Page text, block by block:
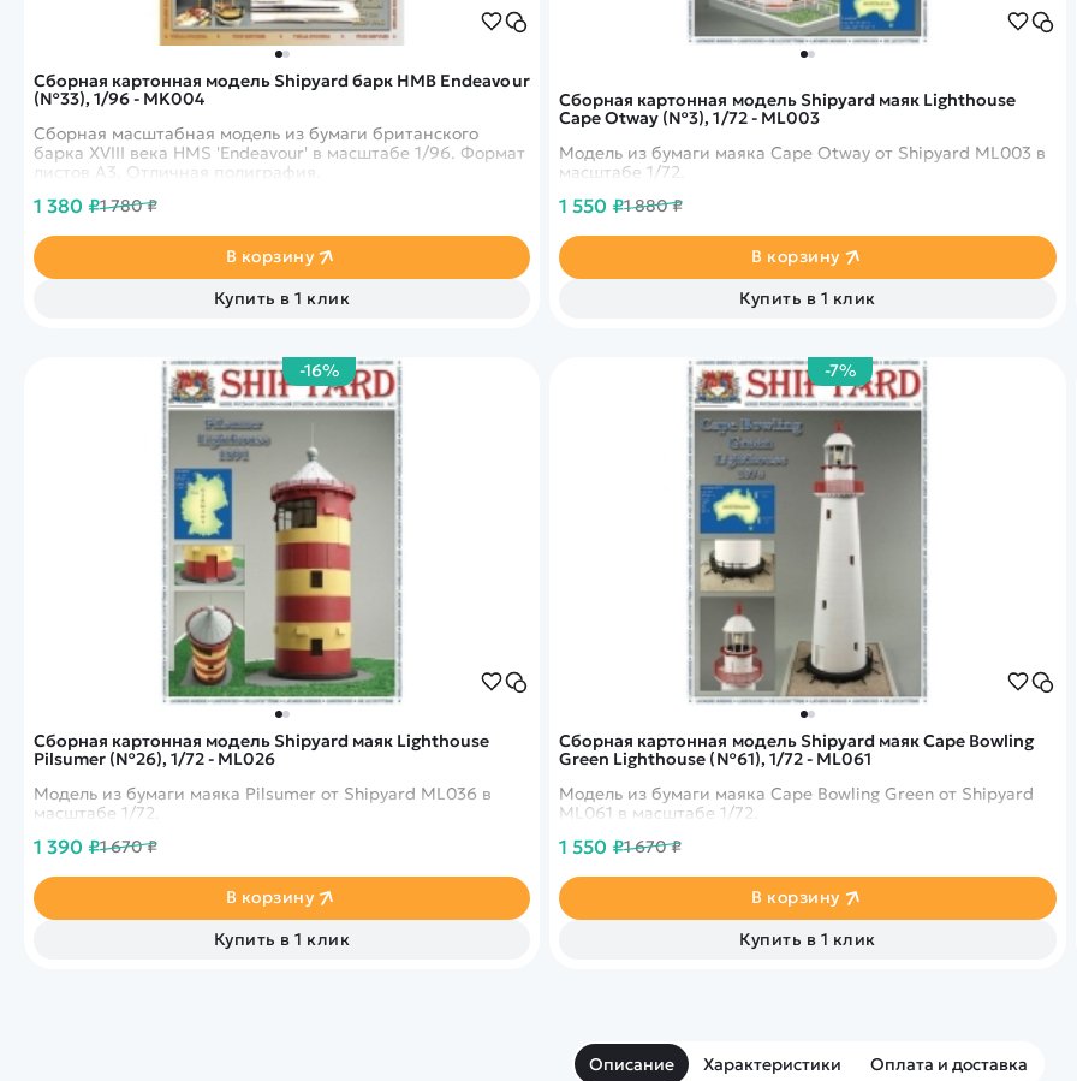
Сборная картонная модель Shipyard барк HMB Endeavour
(№33), 1/96 - MK004
Сборная масштабная модель из бумаги британского
барка XVIII века HMS 'Endeavour' в масштабе 1/96. Формат
листов А3. Отличная полиграфия.
1 380 ₽1 780 ₽
В корзину
Купить в 1 клик
Сборная картонная модель Shipyard маяк Lighthouse
Cape Otway (№3), 1/72 - ML003
Модель из бумаги маяка Cape Otway от Shipyard ML003 в
масштабе 1/72.
1 550 ₽1 880 ₽
В корзину
Купить в 1 клик
-16%
Сборная картонная модель Shipyard маяк Lighthouse
Pilsumer (№26), 1/72 - ML026
Модель из бумаги маяка Pilsumer от Shipyard ML036 в
масштабе 1/72.
1 390 ₽1 670 ₽
В корзину
Купить в 1 клик
-7%
Сборная картонная модель Shipyard маяк Cape Bowling
Green Lighthouse (№61), 1/72 - ML061
Модель из бумаги маяка Cape Bowling Green от Shipyard
ML061 в масштабе 1/72.
1 550 ₽1 670 ₽
В корзину
Купить в 1 клик
Описание Характеристики Оплата и доставка